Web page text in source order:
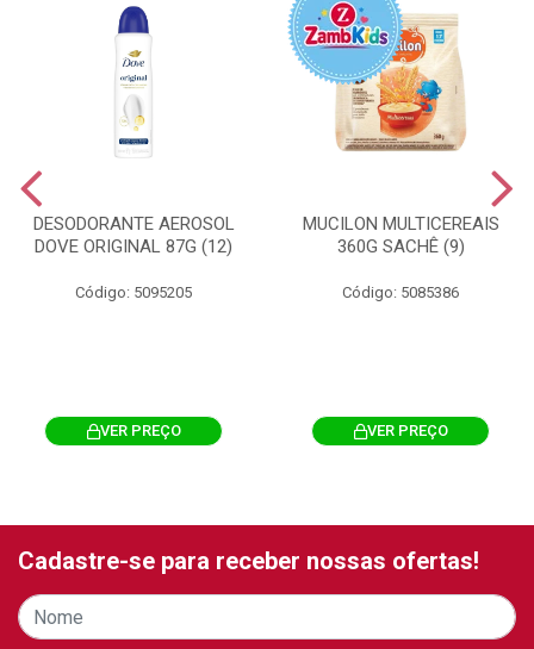
DESODORANTE AEROSOL
DOVE ORIGINAL 87G (12)
Código: 5095205
VER PREÇO
MUCILON MULTICEREAIS
360G SACHÊ (9)
Código: 5085386
VER PREÇO
Cadastre-se para receber nossas ofertas!